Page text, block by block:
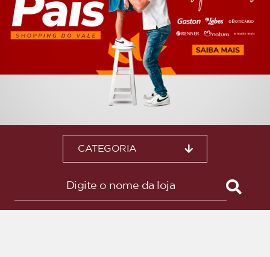
CATEGORIA